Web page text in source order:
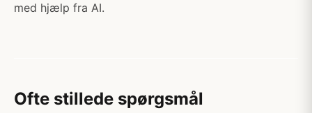
med hjælp fra AI.
Ofte stillede spørgsmål